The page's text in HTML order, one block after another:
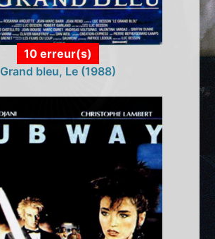
10 erreur(s)
Grand bleu, Le (1988)